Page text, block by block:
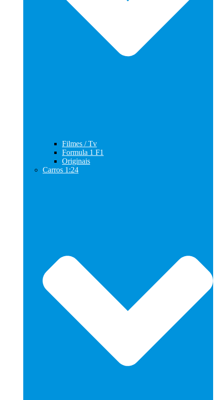
Filmes / Tv
Formula 1 F1
Originais
Carros 1:24